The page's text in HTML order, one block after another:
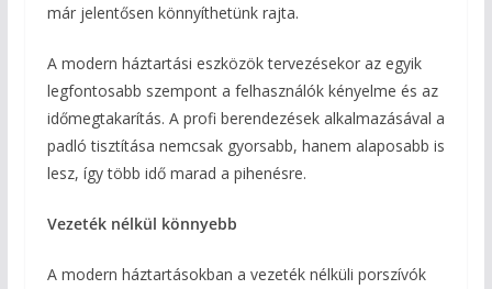
már jelentősen könnyíthetünk rajta.
A modern háztartási eszközök tervezésekor az egyik
legfontosabb szempont a felhasználók kényelme és az
időmegtakarítás. A profi berendezések alkalmazásával a
padló tisztítása nemcsak gyorsabb, hanem alaposabb is
lesz, így több idő marad a pihenésre.
Vezeték nélkül könnyebb
A modern háztartásokban a vezeték nélküli porszívók